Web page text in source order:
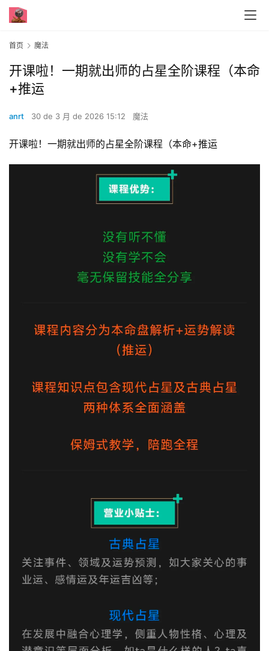
首页 魔法
开课啦！一期就出师的占星全阶课程（本命
+推运
anrt 30 de 3 月 de 2026 15:12 魔法
开课啦！一期就出师的占星全阶课程（本命+推运